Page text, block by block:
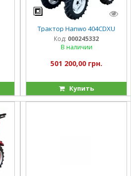
Трактор Hanwo 404CDXU
Код: 000245332
В наличии
501 200,00 грн.
Купить